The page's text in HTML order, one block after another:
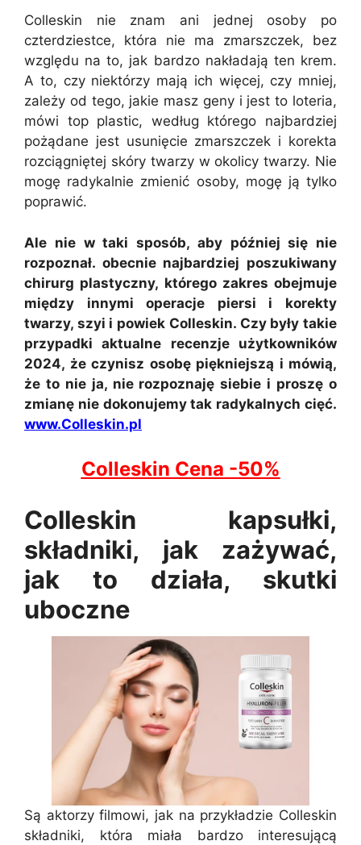
Colleskin nie znam ani jednej osoby po
czterdziestce, która nie ma zmarszczek, bez
względu na to, jak bardzo nakładają ten krem.
A to, czy niektórzy mają ich więcej, czy mniej,
zależy od tego, jakie masz geny i jest to loteria,
mówi top plastic, według którego najbardziej
pożądane jest usunięcie zmarszczek i korekta
rozciągniętej skóry twarzy w okolicy twarzy. Nie
mogę radykalnie zmienić osoby, mogę ją tylko
poprawić.
Ale nie w taki sposób, aby później się nie
rozpoznał. obecnie najbardziej poszukiwany
chirurg plastyczny, którego zakres obejmuje
między innymi operacje piersi i korekty
twarzy, szyi i powiek Colleskin. Czy były takie
przypadki aktualne recenzje użytkowników
2024, że czynisz osobę piękniejszą i mówią,
że to nie ja, nie rozpoznaję siebie i proszę o
zmianę nie dokonujemy tak radykalnych cięć.
www.Colleskin.pl
Colleskin Cena -50%
Colleskin kapsułki,
składniki, jak zażywać,
jak to działa, skutki
uboczne
Są aktorzy filmowi, jak na przykładzie Colleskin
składniki, która miała bardzo interesującą